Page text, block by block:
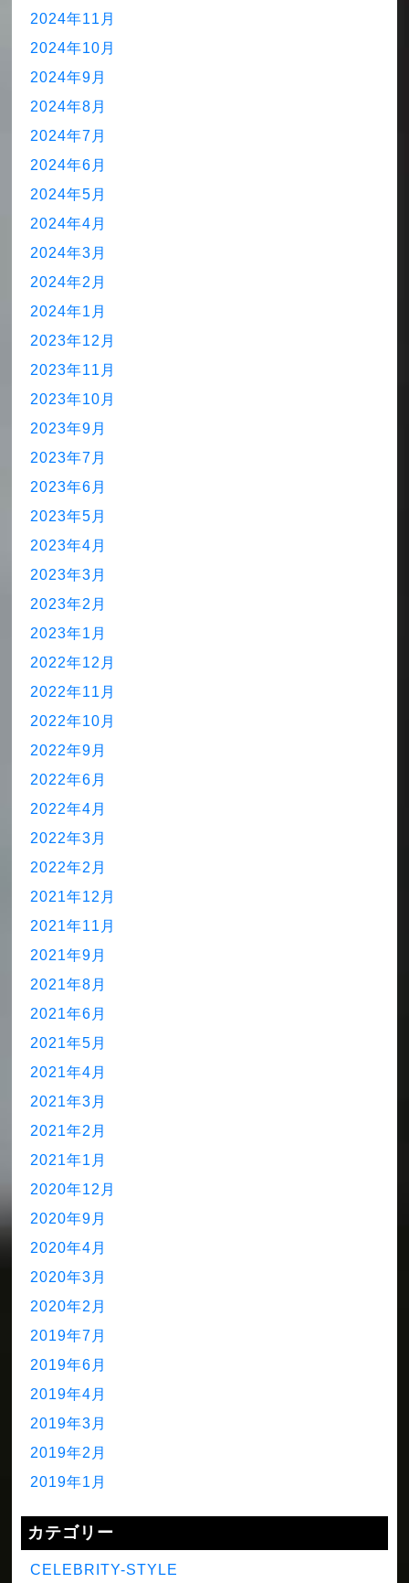
2024年11月
2024年10月
2024年9月
2024年8月
2024年7月
2024年6月
2024年5月
2024年4月
2024年3月
2024年2月
2024年1月
2023年12月
2023年11月
2023年10月
2023年9月
2023年7月
2023年6月
2023年5月
2023年4月
2023年3月
2023年2月
2023年1月
2022年12月
2022年11月
2022年10月
2022年9月
2022年6月
2022年4月
2022年3月
2022年2月
2021年12月
2021年11月
2021年9月
2021年8月
2021年6月
2021年5月
2021年4月
2021年3月
2021年2月
2021年1月
2020年12月
2020年9月
2020年4月
2020年3月
2020年2月
2019年7月
2019年6月
2019年4月
2019年3月
2019年2月
2019年1月
カテゴリー
CELEBRITY-STYLE